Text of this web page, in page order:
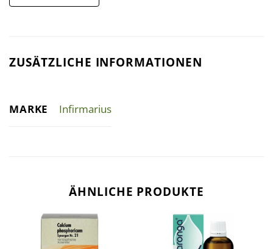
ZUSÄTZLICHE INFORMATIONEN
MARKE Infirmarius
ÄHNLICHE PRODUKTE